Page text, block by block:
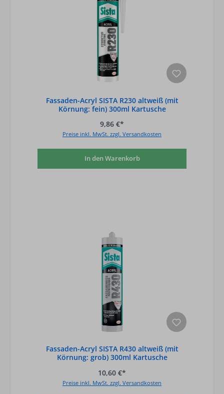
Fassaden-Acryl SISTA R230 altweiß (mit
Körnung: fein) 300ml Kartusche
9,86 €*
Preise inkl. MwSt. zzgl. Versandkosten
In den Warenkorb
Fassaden-Acryl SISTA R430 altweiß (mit
Körnung: grob) 300ml Kartusche
10,60 €*
Preise inkl. MwSt. zzgl. Versandkosten